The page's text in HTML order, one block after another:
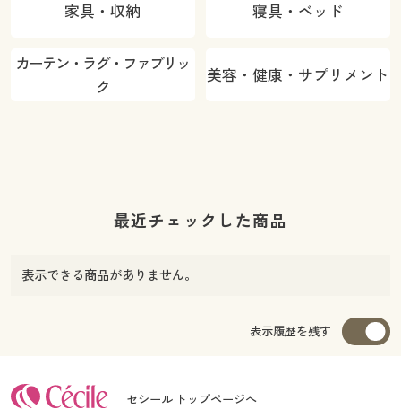
家具・収納 寝具・ベッド
カーテン・ラグ・ファブリッ
ク
美容・健康・サプリメント
最近チェックした商品
表示できる商品がありません。
表示履歴を残す
セシール トップページへ